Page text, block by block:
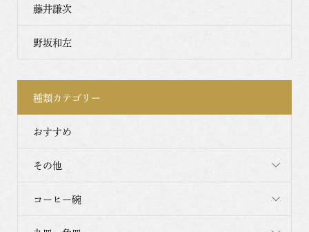
藤井謙次
野坂和左
種類カテゴリー
おすすめ
その他
コーヒー碗